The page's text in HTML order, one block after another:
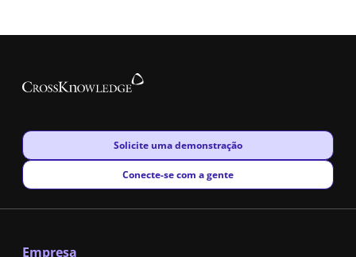
New window
Solicite uma demonstração
New window
Conecte-se com a gente
Empresa